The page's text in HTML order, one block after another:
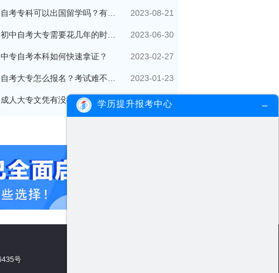
自考专科可以出国留学吗？有哪些用处？ 2023-08-21
初中自考大专需要花几年的时间？ 2023-06-30
中专自考本科如何快速拿证？ 2023-02-27
自考大专怎么报名？考试难不难？ 2023-01-23
成人大专文凭有没有用？有必要考吗？ 2022-11-02
号
学历提升报考中心